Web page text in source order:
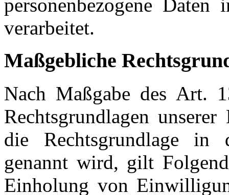
personenbezogene
verarbeitet.
Maßgebliche
Nach Maßgabe des Art.
Rechtsgrundlagen
die Rechtsgrundlage in
genannt wird, gilt
Einholung von